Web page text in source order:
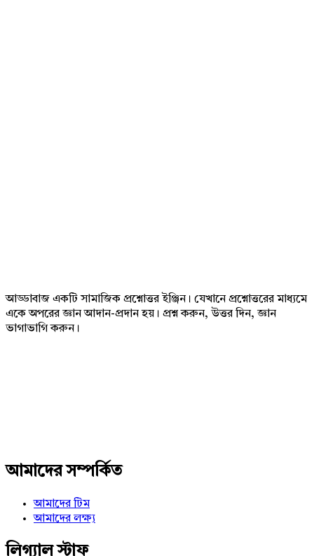
আড্ডাবাজ একটি সামাজিক প্রশ্নোত্তর ইঞ্জিন। যেখানে প্রশ্নোত্তরের মাধ্যমে
একে অপরের জ্ঞান আদান-প্রদান হয়। প্রশ্ন করুন, উত্তর দিন, জ্ঞান
ভাগাভাগি করুন।
আমাদের সম্পর্কিত
আমাদের টিম
আমাদের লক্ষ্য
লিগ্যাল স্টাফ